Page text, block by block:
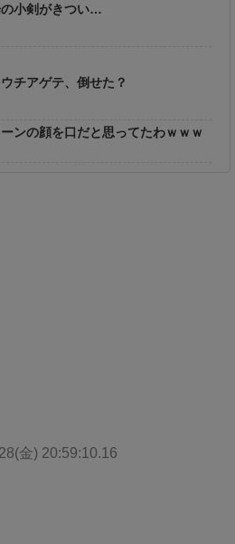
の小剣がきつい…
チアゲテ、倒せた？
ーンの顔を口だと思ってたわｗｗｗ
金) 20:59:10.16